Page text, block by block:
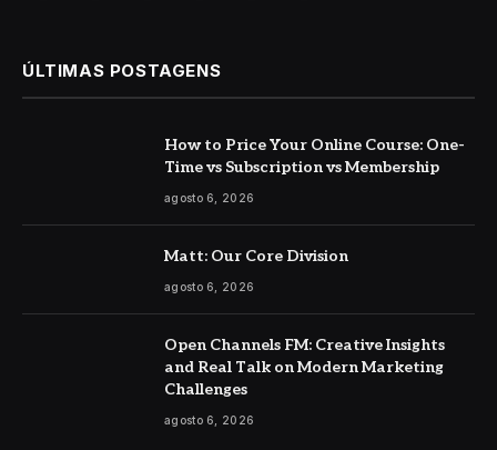
ÚLTIMAS POSTAGENS
How to Price Your Online Course: One-
Time vs Subscription vs Membership
agosto 6, 2026
Matt: Our Core Division
agosto 6, 2026
Open Channels FM: Creative Insights
and Real Talk on Modern Marketing
Challenges
agosto 6, 2026